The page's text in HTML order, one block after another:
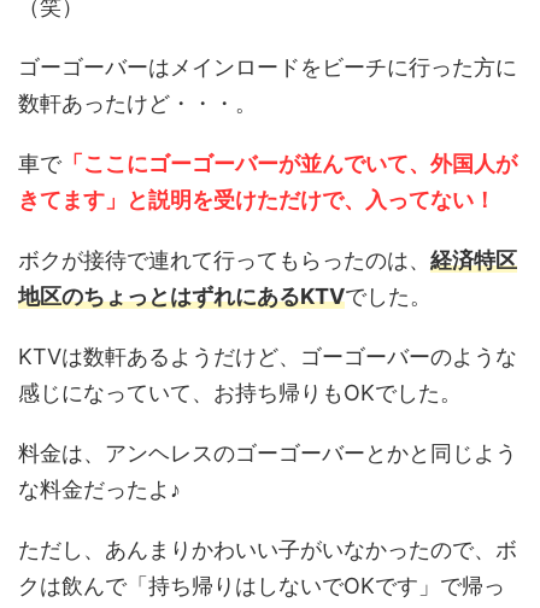
（笑）
ゴーゴーバーはメインロードをビーチに行った方に
数軒あったけど・・・。
車で「ここにゴーゴーバーが並んでいて、外国人が
きてます」と説明を受けただけで、入ってない！
ボクが接待で連れて行ってもらったのは、 経済特区
地区のちょっとはずれにあるKTVでした。
KTVは数軒あるようだけど、ゴーゴーバーのような
感じになっていて、お持ち帰りもOKでした。
料金は、アンヘレスのゴーゴーバーとかと同じよう
な料金だったよ♪
ただし、あんまりかわいい子がいなかったので、ボ
クは飲んで「持ち帰りはしないでOKです」で帰っ